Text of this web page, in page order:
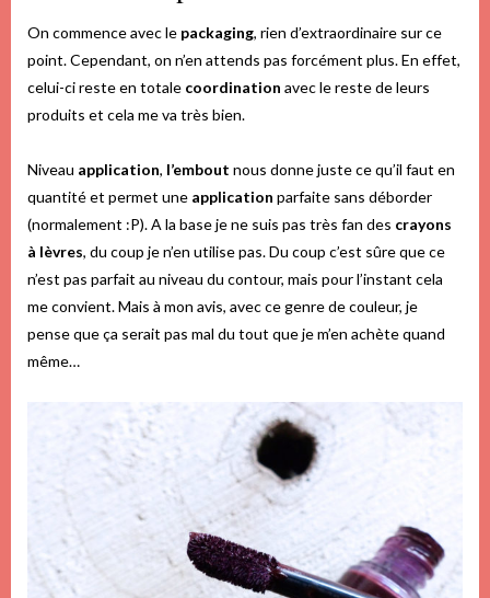
On commence avec le packaging, rien d’extraordinaire sur ce
point. Cependant, on n’en attends pas forcément plus. En effet,
celui-ci reste en totale coordination avec le reste de leurs
produits et cela me va très bien.
Niveau application, l’embout nous donne juste ce qu’il faut en
quantité et permet une application parfaite sans déborder
(normalement :P). A la base je ne suis pas très fan des crayons
à lèvres, du coup je n’en utilise pas. Du coup c’est sûre que ce
n’est pas parfait au niveau du contour, mais pour l’instant cela
me convient. Mais à mon avis, avec ce genre de couleur, je
pense que ça serait pas mal du tout que je m’en achète quand
même…